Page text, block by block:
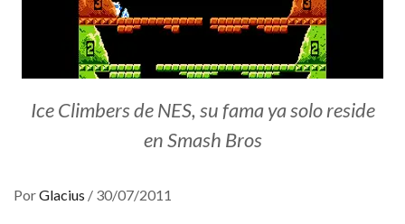
Ice Climbers de NES, su fama ya solo reside
en Smash Bros
PorGlacius / 30/07/2011